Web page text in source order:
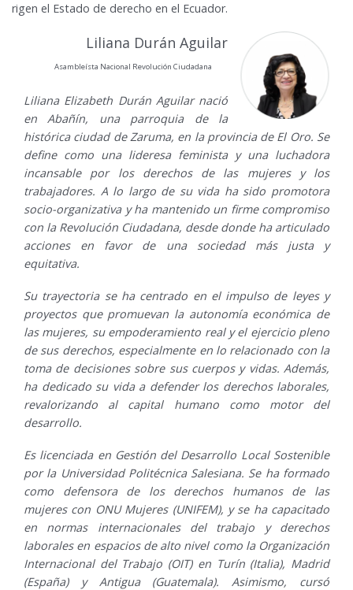
rigen el Estado de derecho en el Ecuador.
Liliana Durán Aguilar
Asambleísta Nacional Revolución Ciudadana
Liliana Elizabeth Durán Aguilar nació
en Abañín, una parroquia de la
histórica ciudad de Zaruma, en la provincia de El Oro. Se
define como una lideresa feminista y una luchadora
incansable por los derechos de las mujeres y los
trabajadores. A lo largo de su vida ha sido promotora
socio-organizativa y ha mantenido un firme compromiso
con la Revolución Ciudadana, desde donde ha articulado
acciones en favor de una sociedad más justa y
equitativa.
Su trayectoria se ha centrado en el impulso de leyes y
proyectos que promuevan la autonomía económica de
las mujeres, su empoderamiento real y el ejercicio pleno
de sus derechos, especialmente en lo relacionado con la
toma de decisiones sobre sus cuerpos y vidas. Además,
ha dedicado su vida a defender los derechos laborales,
revalorizando al capital humano como motor del
desarrollo.
Es licenciada en Gestión del Desarrollo Local Sostenible
por la Universidad Politécnica Salesiana. Se ha formado
como defensora de los derechos humanos de las
mujeres con ONU Mujeres (UNIFEM), y se ha capacitado
en normas internacionales del trabajo y derechos
laborales en espacios de alto nivel como la Organización
Internacional del Trabajo (OIT) en Turín (Italia), Madrid
(España) y Antigua (Guatemala). Asimismo, cursó